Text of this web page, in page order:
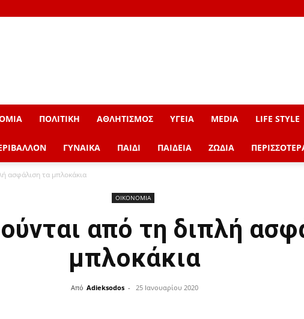
ΠΟΛΙΤΙΚΗ ΑΘΛΗΤΙΣΜΟΣ ΥΓΕΙΑ MEDIA LIFE STYLE
ΓΥΝΑΙΚΑ ΠΑΙΔΙ ΠΑΙΔΕΙΑ ΖΩΔΙΑ
ασφάλιση τα μπλοκάκια
ΟΙΚΟΝΟΜΙΑ
από τη διπλή
μπλοκάκια
Από Adieksodos - 25 Ιανουαρίου 2020